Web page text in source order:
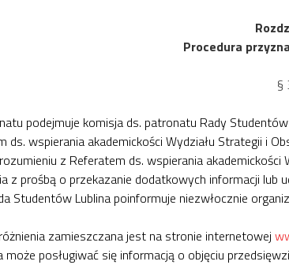
Procedura
§
podejmuje komisja ds. patronatu Rady
wspierania akademickości Wydziału Strategii i
z Referatem ds. wspierania
z prośbą o przekazanie dodatkowych informacji lub
Studentów Lublina poinformuje niezwłocznie
zamieszczana jest na stronie internetowej
może posługiwać się informacją o objęciu